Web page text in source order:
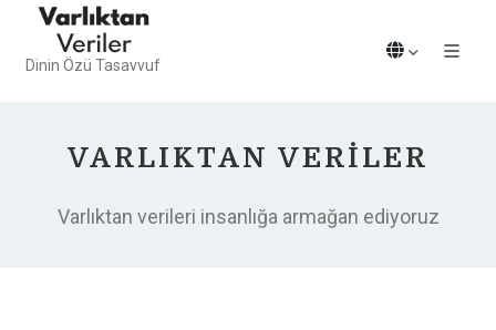
Dinin Özü Tasavvuf
VARLIKTAN VERILER
Varlıktan verileri insanlığa armağan ediyoruz